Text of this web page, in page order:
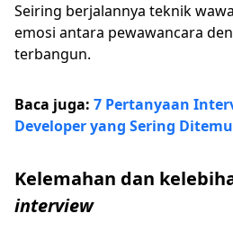
Seiring berjalannya teknik
emosi antara pewawancara
terbangun.
Baca juga: 7 Pertanyaan
Developer yang Sering
Kelemahan dan
interview